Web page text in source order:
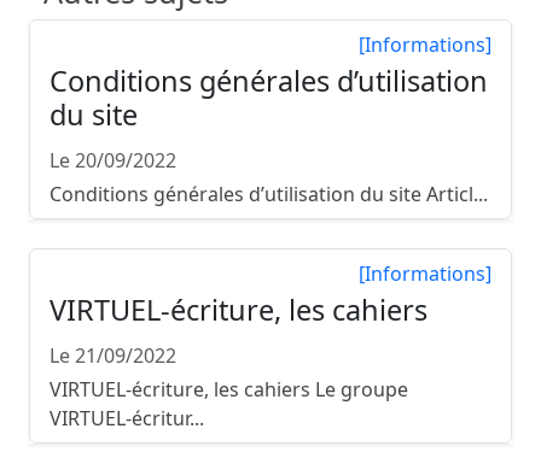
[Informations]
Conditions générales d’utilisation
du site
Le 20/09/2022
Conditions générales d’utilisation du site Articl...
[Informations]
VIRTUEL-écriture, les cahiers
Le 21/09/2022
VIRTUEL-écriture, les cahiers Le groupe
VIRTUEL-écritur...